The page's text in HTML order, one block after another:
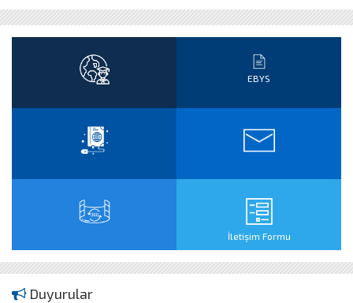
EBYS
İletişim Formu
Duyurular